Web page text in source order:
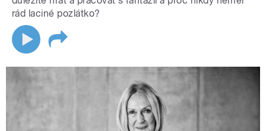
rád laciné pozlátko?